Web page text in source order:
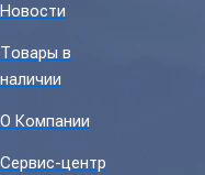
Новости
Товары в
наличии
О Компании
Сервис-центр